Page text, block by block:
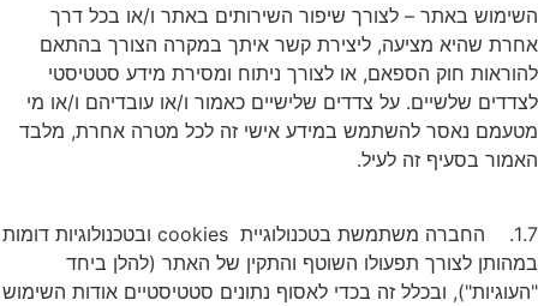
באתר – לצורך שיפור השירותים באתר ו/או בכל דרך
שהיא מציעה, ליצירת קשר איתך במקרה הצורך בהתאם
חוק הספאם, או לצורך ניתוח ומסירת מידע סטטיסטי
שלשיים. על צדדים שלישיים כאמור ו/או עובדיהם ו/או מי
נאסר להשתמש במידע אישי זה לכל מטרה אחרת, מלבד
בסעיף זה לעיל.
1.7. החברה משתמשת בטכנולוגיית cookies ובטכנולוגיות דומות
לצורך תפעולו השוטף והתקין של האתר (להלן ביחד
ובכלל זה בכדי לאסוף נתונים סטטיסטיים אודות השימוש